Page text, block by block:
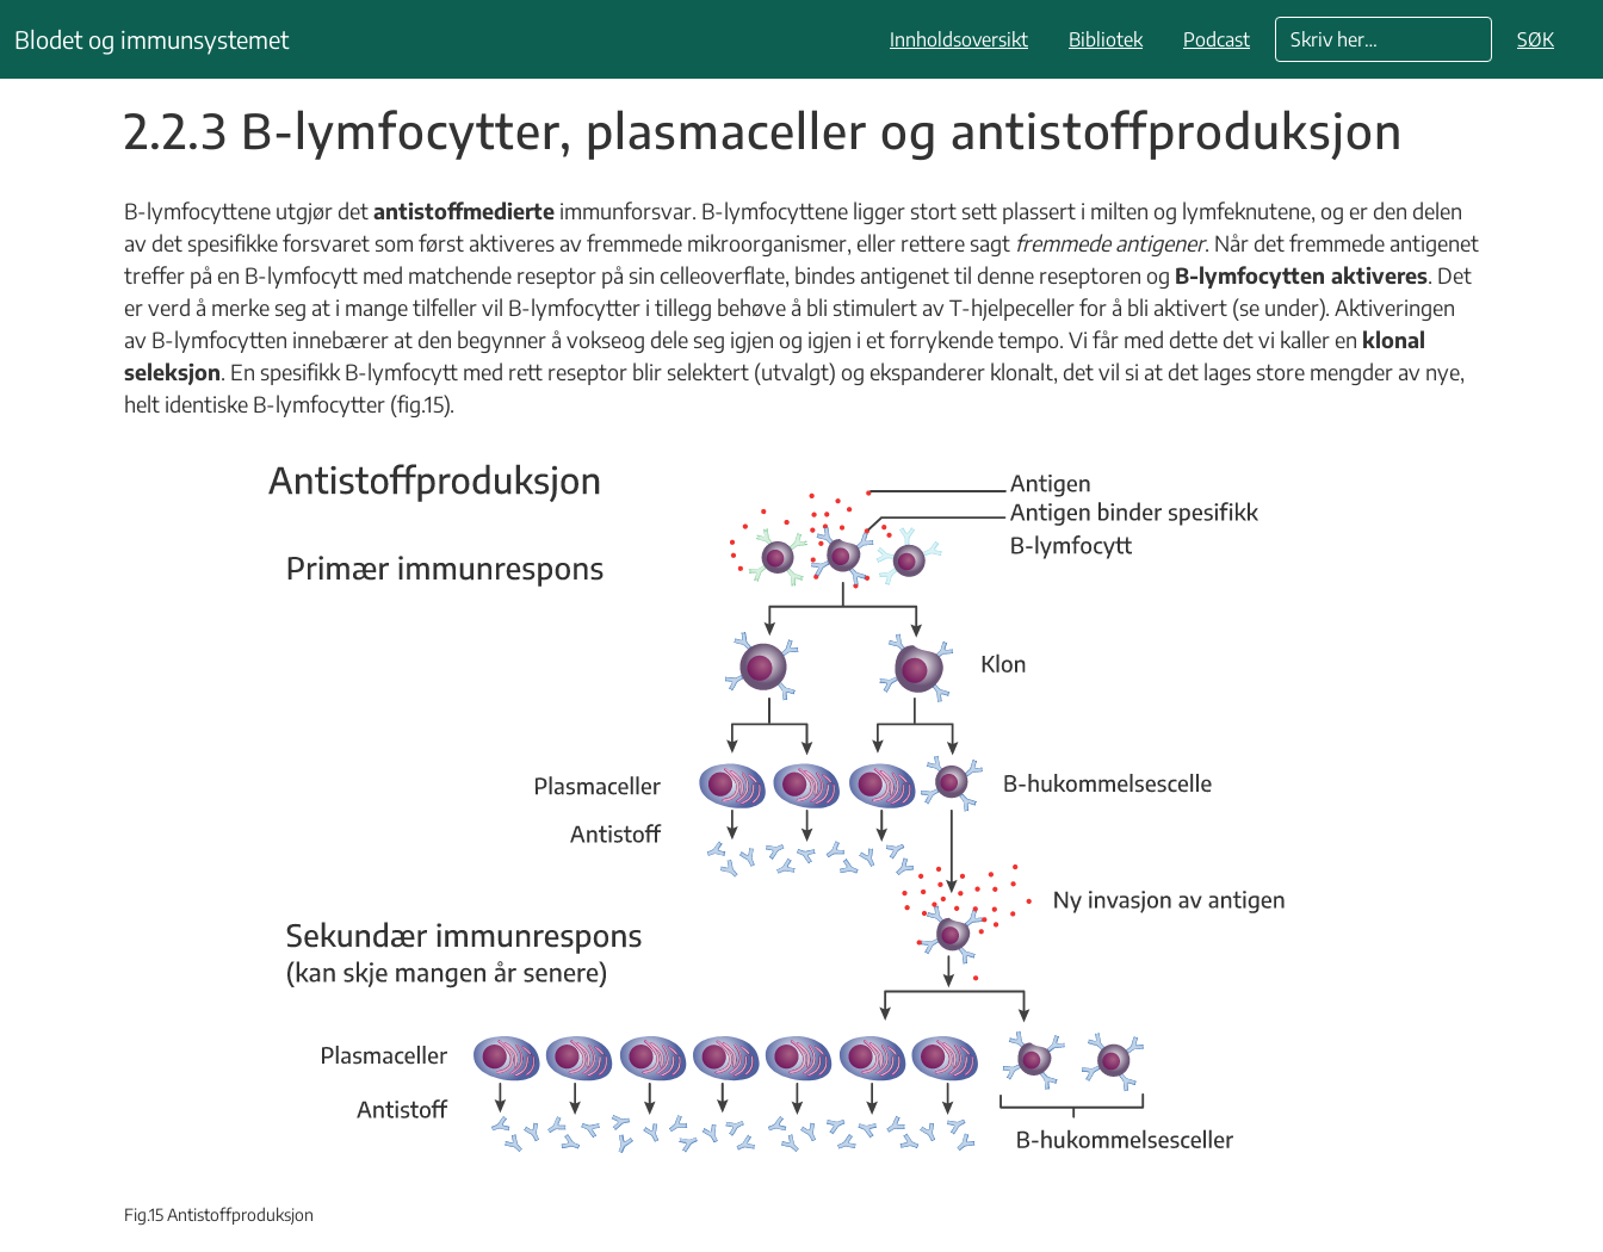
til
innhold
Blodet og immunsystemet Innholdsoversikt Bibliotek Podcast SØK
2.2.3 B-lymfocytter, plasmaceller og antistoffproduksjon
B-lymfocyttene utgjør detantistoffmedierte immunforsvar. B-lymfocyttene ligger stort sett plassert i milten og lymfeknutene, og er den delen
av det spesifikke forsvaret som først aktiveres av fremmede mikroorganismer, eller rettere sagt fremmede antigener. Når det fremmede antigenet
treffer på en B-lymfocytt med matchende reseptor på sin celleoverflate, bindes antigenet til denne reseptoren og B-lymfocytten aktiveres. Det
er verd å merke seg at i mange tilfeller vil B-lymfocytter i tillegg behøve å bli stimulert av T-hjelpeceller for å bli aktivert (se under). Aktiveringen
av B-lymfocytten innebærer at den begynner å vokseog dele seg igjen og igjen i et forrykende tempo. Vi får med dette det vi kaller en klonal
seleksjon. En spesifikk B-lymfocytt med rett reseptor blir selektert (utvalgt) og ekspanderer klonalt, det vil si at det lages store mengder av nye,
helt identiske B-lymfocytter (fig.15).
Fig.15 Antistoffproduksjon